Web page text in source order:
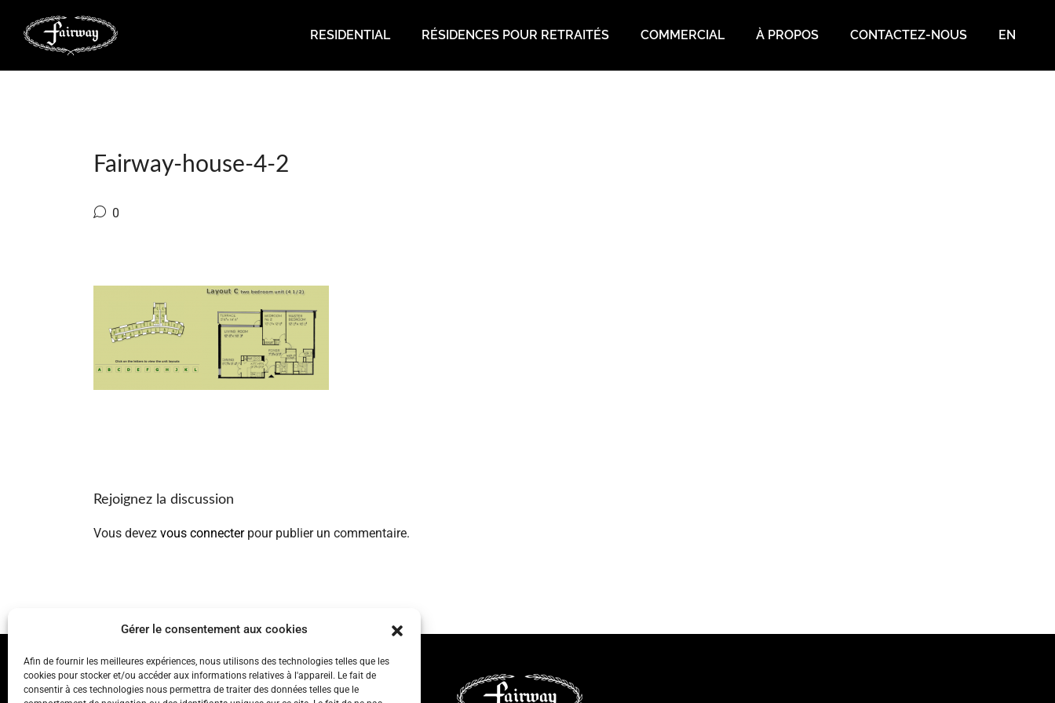
Gérer le consentement aux cookies
Afin de fournir les meilleures expériences, nous utilisons des technologies telles que les
cookies pour stocker et/ou accéder aux informations relatives à l'appareil. Le fait de
consentir à ces technologies nous permettra de traiter des données telles que le
RESIDENTIAL RÉSIDENCES POUR RETRAITÉS COMMERCIAL À PROPOS CONTACTEZ-NOUS EN
Fairway-house-4-2
0
Rejoignez la discussion
Vous devez vous connecterpour publier un commentaire.